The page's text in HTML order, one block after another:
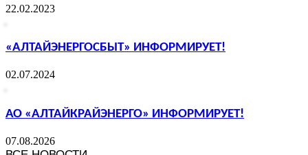
22.02.2023
«АЛТАЙЭНЕРГОСБЫТ» ИНФОРМИРУЕТ!
02.07.2024
АО «АЛТАЙКРАЙЭНЕРГО» ИНФОРМИРУЕТ!
07.08.2026